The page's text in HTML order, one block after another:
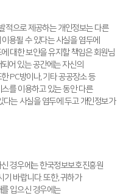
적으로 제공하는 개인정보는 다른
용될 수 있다는 사실을 염두에
대한 보안을 유지할 책임은 회원님
어 있는 공간에는 자신의
PC방이나, 기타 공공장소 등
를 이용하고 있는 동안 다른
는 사실을 염두에 두고 개인정보가
경우에는 한국정보보호진흥원
기 바랍니다. 또한, 귀하가
입으신 경우에는